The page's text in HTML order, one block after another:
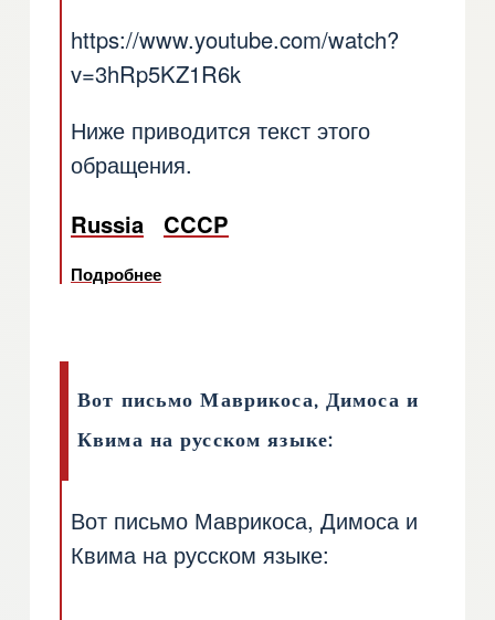
https://www.youtube.com/watch?
v=3hRp5KZ1R6k
Ниже приводится текст этого
обращения.
Russia
CCCP
Подробнее
Вот письмо Маврикоса, Димоса и
Квима на русском языке:
Вот письмо Маврикоса, Димоса и
Квима на русском языке: